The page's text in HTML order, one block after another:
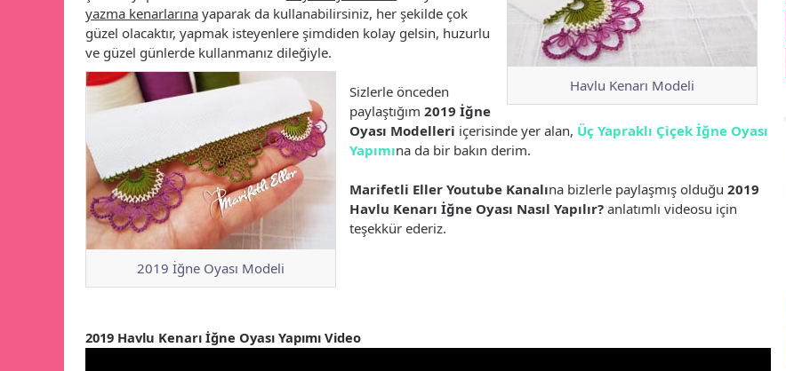
Havlu Kenarı Modeli
yazma kenarlarınayaparak da kullanabilirsiniz, her şekilde çok
güzel olacaktır, yapmak isteyenlere şimdiden kolay gelsin, huzurlu
ve güzel günlerde kullanmanız dileğiyle.
2019 İğne Oyası Modeli
Sizlerle önceden
paylaştığım 2019 İğne
Oyası Modelleri içerisinde yer alan, Üç Yapraklı Çiçek İğne Oyası
Yapımına da bir bakın derim.
Marifetli Eller Youtube Kanalına bizlerle paylaşmış olduğu 2019
Havlu Kenarı İğne Oyası Nasıl Yapılır?anlatımlı videosu için
teşekkür ederiz.
2019 Havlu Kenarı İğne Oyası Yapımı Video